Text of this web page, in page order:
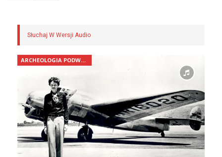
Słuchaj W Wersji Audio
ARCHEOLOGIA PODWODNA